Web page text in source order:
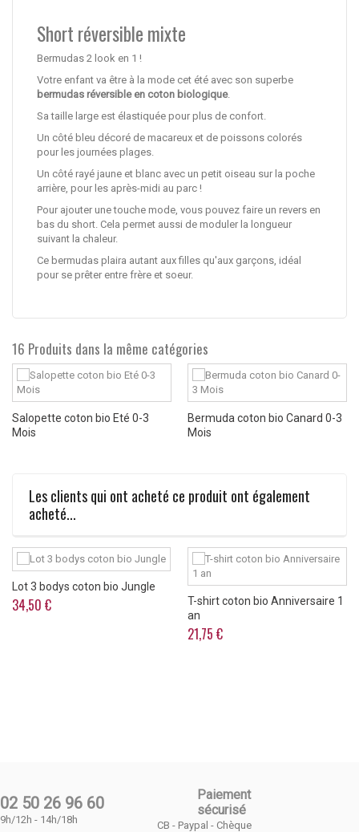
Short réversible mixte
Bermudas 2 look en 1 !
Votre enfant va être à la mode cet été avec son superbe
bermudas réversible en coton biologique.
Sa taille large est élastiquée pour plus de confort.
Un côté bleu décoré de macareux et de poissons colorés
pour les journées plages.
Un côté rayé jaune et blanc avec un petit oiseau sur la poche
arrière, pour les après-midi au parc !
Pour ajouter une touche mode, vous pouvez faire un revers en
bas du short. Cela permet aussi de moduler la longueur
suivant la chaleur.
Ce bermudas plaira autant aux filles qu'aux garçons, idéal
pour se prêter entre frère et soeur.
16 Produits dans la même catégories
Salopette coton bio Eté 0-3
Mois
Bermuda coton bio Canard 0-3
Mois
Les clients qui ont acheté ce produit ont également
acheté...
Lot 3 bodys coton bio Jungle
34,50 €
T-shirt coton bio Anniversaire 1
an
21,75 €
02 50 26 96 60
9h/12h - 14h/18h
Paiement
sécurisé
CB - Paypal - Chèque